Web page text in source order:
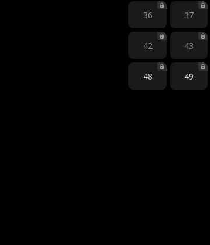
36 37
42 43
48 49